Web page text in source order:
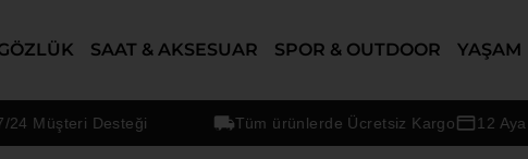
SAAT & AKSESUAR SPOR & OUTDOOR YAŞAM
Desteği Tüm ürünlerde Ücretsiz Kargo 12 Aya